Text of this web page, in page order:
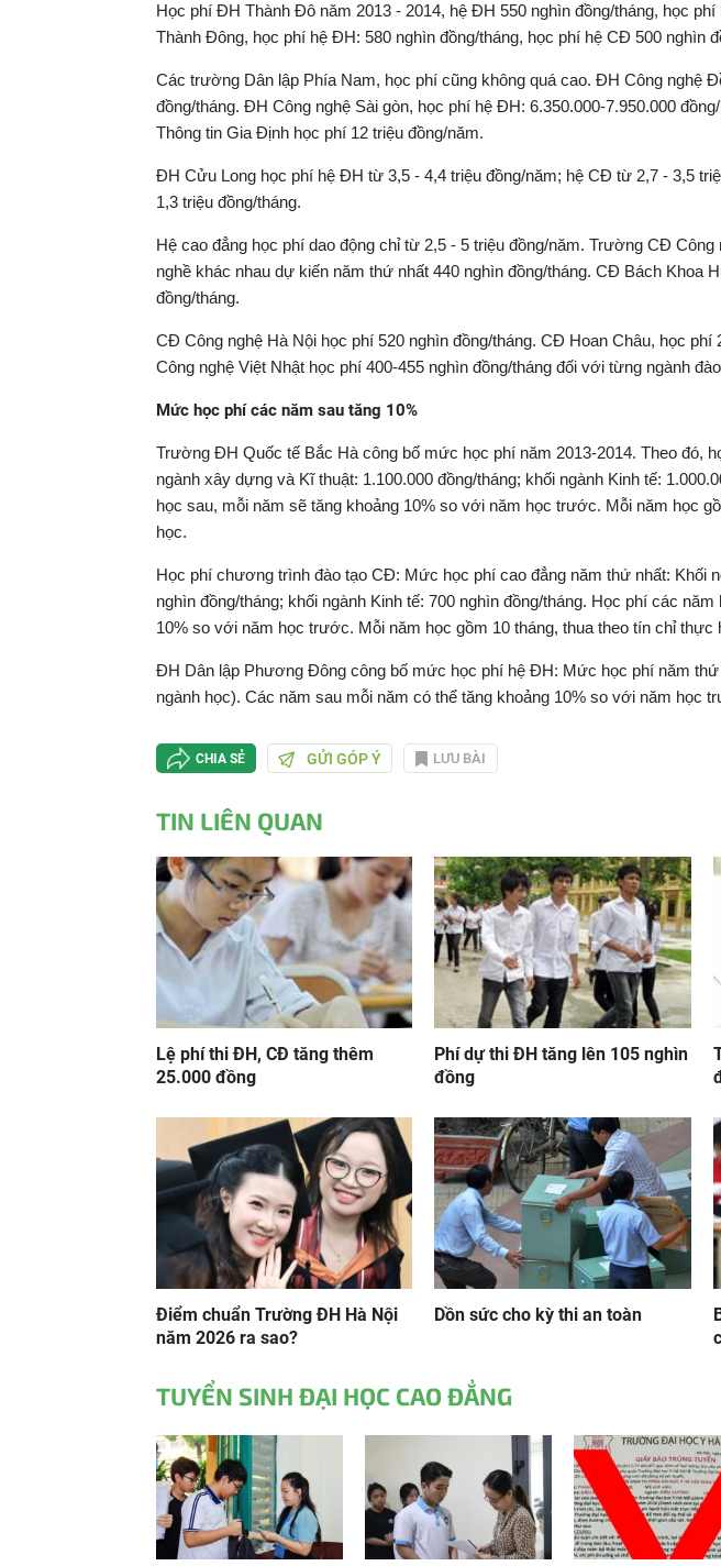
Học phí ĐH Thành Đô năm 2013 - 2014, hệ ĐH 550 nghìn đồng/tháng, học
Thành Đông, học phí hệ ĐH: 580 nghìn đồng/tháng, học phí hệ CĐ 500 nghìn
Các trường Dân lập Phía Nam, học phí cũng không quá cao. ĐH Công nghệ
đồng/tháng. ĐH Công nghệ Sài gòn, học phí hệ ĐH: 6.350.000-7.950.000
Thông tin Gia Định học phí 12 triệu đồng/năm.
ĐH Cửu Long học phí hệ ĐH từ 3,5 - 4,4 triệu đồng/năm; hệ CĐ từ 2,7 - 3,5
1,3 triệu đồng/tháng.
Hệ cao đẳng học phí dao động chỉ từ 2,5 - 5 triệu đồng/năm. Trường CĐ
nghề khác nhau dự kiến năm thứ nhất 440 nghìn đồng/tháng. CĐ Bách Khoa
đồng/tháng.
CĐ Công nghệ Hà Nội học phí 520 nghìn đồng/tháng. CĐ Hoan Châu, học
Công nghệ Việt Nhật học phí 400-455 nghìn đồng/tháng đối với từng ngành
Mức học phí các năm sau tăng 10%
Trường ĐH Quốc tế Bắc Hà công bố mức học phí năm 2013-2014. Theo đó,
ngành xây dựng và Kĩ thuật: 1.100.000 đồng/tháng; khối ngành Kinh tế:
học sau, mỗi năm sẽ tăng khoảng 10% so với năm học trước. Mỗi năm học
học.
Học phí chương trình đào tạo CĐ: Mức học phí cao đẳng năm thứ nhất: Khối
nghìn đồng/tháng; khối ngành Kinh tế: 700 nghìn đồng/tháng. Học phí các
10% so với năm học trước. Mỗi năm học gồm 10 tháng, thua theo tín chỉ thực
ĐH Dân lập Phương Đông công bố mức học phí hệ ĐH: Mức học phí năm thứ
ngành học). Các năm sau mỗi năm có thể tăng khoảng 10% so với năm học
CHIA SẺ GỬI GÓP Ý LƯU BÀI
TIN LIÊN QUAN
Lệ phí thi ĐH, CĐ tăng thêm
25.000 đồng
Phí dự thi ĐH tăng lên 105 nghìn
đồng
Điểm chuẩn Trường ĐH Hà Nội
năm 2026 ra sao?
Dồn sức cho kỳ thi an toàn
TUYỂN SINH ĐẠI HỌC CAO ĐẲNG